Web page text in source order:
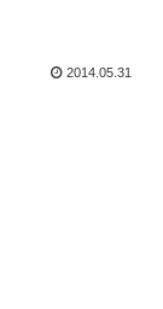
2014.05.31